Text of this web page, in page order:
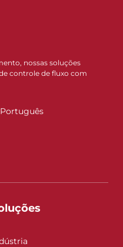
nossas soluções
controle de fluxo com
Português